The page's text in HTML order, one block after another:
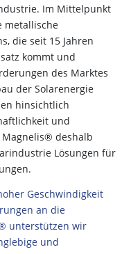
Im Mittelpunkt
metallische
die seit 15 Jahren
kommt und
des Marktes
der Solarenergie
hinsichtlich
und
deshalb
Lösungen für
Geschwindigkeit
an die
unterstützen wir
und